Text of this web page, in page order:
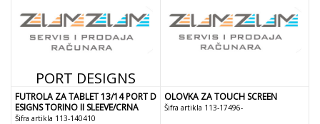
PORT DESIGNS
FUTROLA ZA TABLET 13/14 PORT D
ESIGNS TORINO II SLEEVE/CRNA
Šifra artikla 113-140410
OLOVKA ZA TOUCH SCREEN
Šifra artikla 113-17496-